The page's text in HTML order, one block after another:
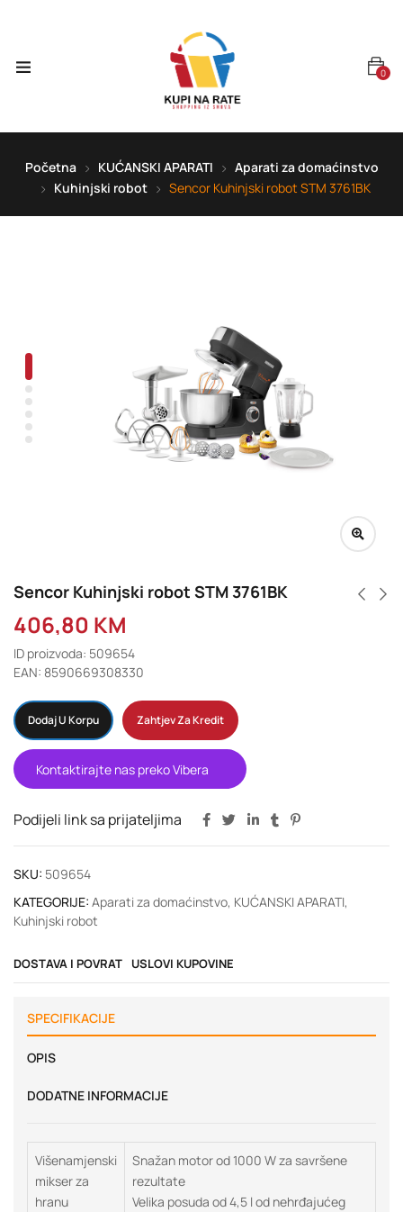
0
Početna KUĆANSKI APARATI
Aparati za domaćinstvo
Kuhinjski robot
Sencor Kuhinjski robot STM 3761BK
Sencor Kuhinjski robot STM 3761BK
406,80 KM
ID proizvoda: 509654
EAN: 8590669308330
Dodaj U Korpu Zahtjev Za Kredit
Kontaktirajte nas preko Vibera
Podijeli link sa prijateljima
SKU: 509654
KATEGORIJE: Aparati za domaćinstvo, KUĆANSKI APARATI,
Kuhinjski robot
DOSTAVA I POVRAT USLOVI KUPOVINE
SPECIFIKACIJE
OPIS
DODATNE INFORMACIJE
Višenamjenski
mikser za
hranu
Snažan motor od 1000 W za savršene
rezultate
Velika posuda od 4,5 l od nehrđajućeg